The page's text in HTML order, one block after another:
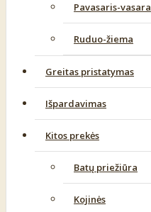
Pavasaris-vasara
Ruduo-žiema
Greitas pristatymas
Išpardavimas
Kitos prekės
Batų priežiūra
Kojinės